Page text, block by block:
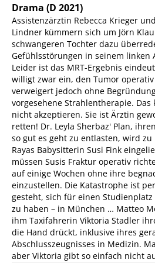
Drama (D 2021)
Assistenzärztin Rebecca Krieger
Lindner kümmern sich um Jörn
schwangeren Tochter dazu
Gefühlsstörungen in seinem linken
Leider ist das MRT-Ergebnis
willigt zwar ein, den Tumor
verweigert jedoch ohne
vorgesehene Strahlentherapie. Das
nicht akzeptieren. Sie ist Ärztin
retten! Dr. Leyla Sherbaz' Plan,
so gut es geht zu entlasten, wird zu
Rayas Babysitterin Susi Fink
müssen Susis Fraktur operativ
auf einige Wochen ohne ihre
einzustellen. Die Katastrophe ist
gesteht, sich für einen
zu haben – in München … Matteo
ihm Taxifahrerin Viktoria Stadler
die Hand drückt, inklusive ihres
Abschlusszeugnisses in Medizin.
aber Viktoria gibt so einfach nicht